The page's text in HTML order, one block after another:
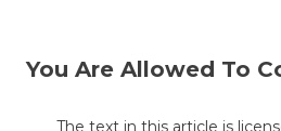
You Are Allowed To
The text in this article is